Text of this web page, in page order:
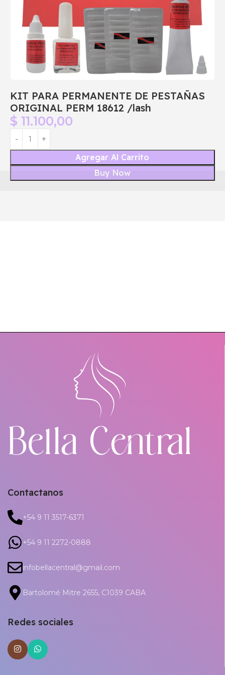
KIT PARA PERMANENTE DE PESTAÑAS
ORIGINAL PERM 18612 /lash
$ 11.100,00
Agregar Al Carrito
Buy Now
Contactanos
+54 9 11 3517-6371
+54 9 11 2272-0888
infobellacentral@gmail.com
Bartolomé Mitre 2655, C1039 CABA
Redes sociales